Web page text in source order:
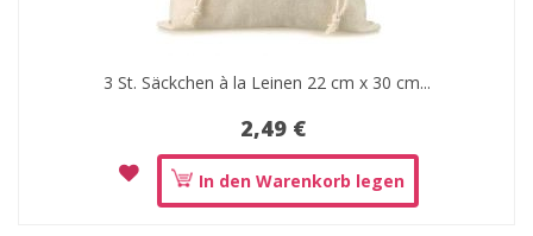
3 St. Säckchen à la Leinen 22 cm x 30 cm...
2,49 €
In den Warenkorb legen